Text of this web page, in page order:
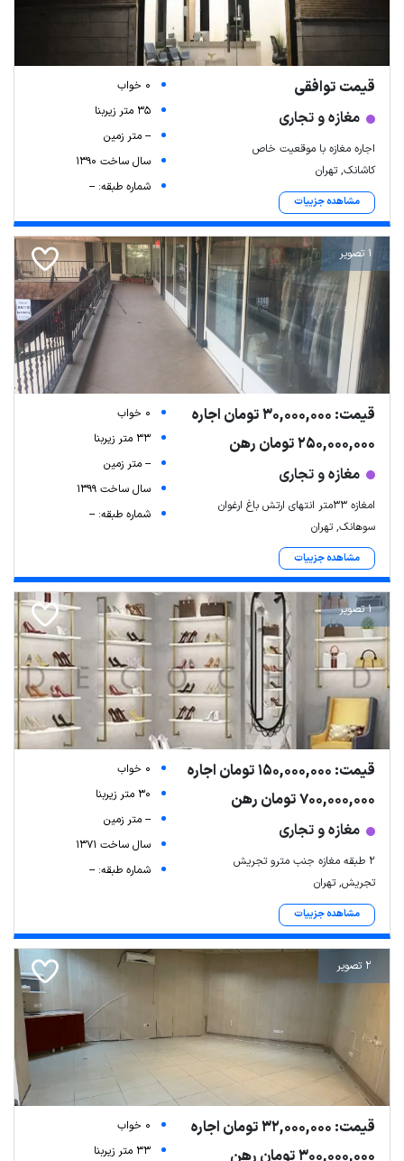
قیمت توافقی
مغازه و تجاری
اجاره مغازه با موقعیت خاص
کاشانک, تهران
مشاهده جزییات
0 خواب
35 متر زیربنا
-- متر زمین
سال ساخت 1390
شماره طبقه: --
1 تصویر
قیمت: 30,000,000 تومان اجاره
250,000,000 تومان رهن
مغازه و تجاری
امغازه 33متر انتهای ارتش باغ ارغوان
سوهانک, تهران
مشاهده جزییات
0 خواب
33 متر زیربنا
-- متر زمین
سال ساخت 1399
شماره طبقه: --
1 تصویر
قیمت: 150,000,000 تومان اجاره
700,000,000 تومان رهن
مغازه و تجاری
2 طبقه مغازه جنب مترو تجریش
تجریش, تهران
مشاهده جزییات
0 خواب
30 متر زیربنا
-- متر زمین
سال ساخت 1371
شماره طبقه: --
2 تصویر
قیمت: 32,000,000 تومان اجاره
300,000,000 تومان رهن
0 خواب
33 متر زیربنا